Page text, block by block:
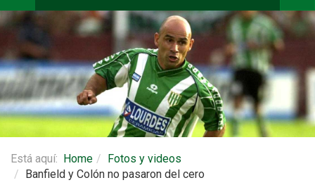
Está aquí: Home
Fotos y videos
Banfield y Colón no pasaron del cero